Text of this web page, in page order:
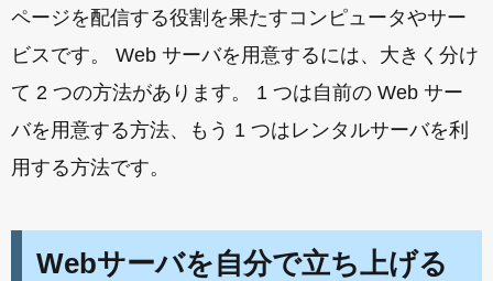
ページを配信する役割を果たすコンピュータやサー
ビスです。 Web サーバを用意するには、大きく分け
て 2 つの方法があります。 1 つは自前の Web サー
バを用意する方法、もう 1 つはレンタルサーバを利
用する方法です。
Webサーバを自分で立ち上げる